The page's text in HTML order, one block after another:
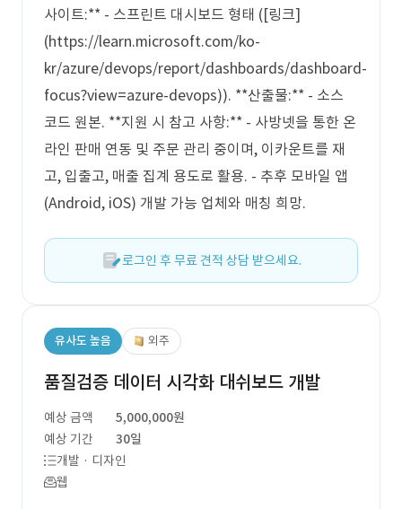
사이트:** - 스프린트 대시보드 형태 ([링크]
(https://learn.microsoft.com/ko-
kr/azure/devops/report/dashboards/dashboard-
focus?view=azure-devops)). **산출물:** - 소스
코드 원본. **지원 시 참고 사항:** - 사방넷을 통한 온
라인 판매 연동 및 주문 관리 중이며, 이카운트를 재
고, 입출고, 매출 집계 용도로 활용. - 추후 모바일 앱
(Android, iOS) 개발 가능 업체와 매칭 희망.
로그인 후 무료 견적 상담 받으세요.
유사도 높음 외주
품질검증 데이터 시각화 대쉬보드 개발
예상 금액
5,000,000원
예상 기간
30일
개발 · 디자인
웹